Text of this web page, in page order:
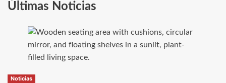
Últimas Noticias
Noticias